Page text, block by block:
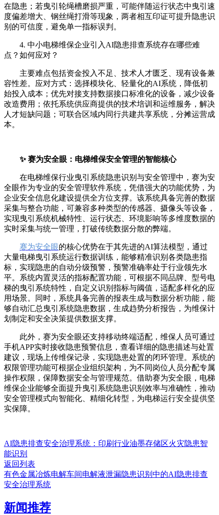
在隐患；若曳引轮绳槽磨损严重，可能伴随运行状态中曳引速
度偏差增大、钢丝绳打滑等现象，两者相互印证可提升隐患识
别的可信度，避免单一指标误判。
4. 中小电梯维保企业引入AI隐患排查系统存在哪些难
点？如何应对？
主要难点包括资金投入不足、技术人才匮乏、现有设备兼
容性差。应对方式：选择模块化、轻量化的AI系统，降低初
始投入成本；优先对接支持数据接口标准化的设备，减少设备
改造费用；依托系统供应商提供的技术培训和运维服务，解决
人才短缺问题；可联合区域内同行共建共享系统，分摊运营成
本。
✨ 赛为安全眼：电梯维保安全管理的智能核心
在电梯维保行业曳引系统隐患识别与安全管理中，赛为安
全眼作为专业的安全管理软件系统，凭借强大的功能优势，为
企业安全信息化建设提供全方位支撑。该系统具备完善的数据
采集与整合功能，可兼容多种类型的传感器、摄像头等设备，
实现曳引系统机械特性、运行状态、环境影响等多维度数据的
实时采集与统一管理，打破传统数据分散的弊端。
赛为安全眼的核心优势在于其先进的AI算法模型，通过
大量电梯曳引系统运行数据训练，能够精准识别各类隐患指
标，实现隐患的自动分级预警，预警准确率处于行业领先水
平。系统内置灵活的指标配置功能，可根据不同品牌、型号电
梯的曳引系统特性，自定义识别指标与阈值，适配多样化的应
用场景。同时，系统具备完善的报表生成与数据分析功能，能
够自动汇总曳引系统隐患数据，生成趋势分析报告，为维保计
划制定和安全决策提供数据支撑。
此外，赛为安全眼还支持移动终端适配，维保人员可通过
手机APP实时接收隐患预警信息，查看详细的隐患描述与处置
建议，现场上传维保记录，实现隐患处置的闭环管理。系统的
权限管理功能可根据企业组织架构，为不同岗位人员分配专属
操作权限，保障数据安全与管理规范。借助赛为安全眼，电梯
维保企业能够全面提升曳引系统隐患识别效率与准确性，推动
安全管理模式向智能化、精细化转型，为电梯运行安全提供坚
实保障。
AI隐患排查安全治理系统：印刷行业油墨存储区火灾隐患智
能识别
返回列表
有色金属冶炼电解车间电解液泄漏隐患识别中的AI隐患排查
安全治理系统
新闻推荐